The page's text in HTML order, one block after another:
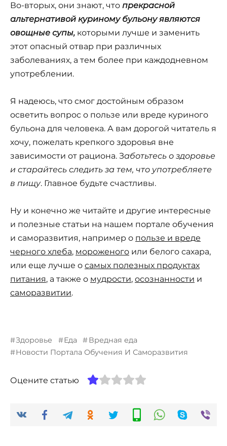
Во-вторых, они знают, что прекрасной
альтернативой куриному бульону являются
овощные супы, которыми лучше и заменить
этот опасный отвар при различных
заболеваниях, а тем более при каждодневном
употреблении.
Я надеюсь, что смог достойным образом
осветить вопрос о пользе или вреде куриного
бульона для человека. А вам дорогой читатель я
хочу, пожелать крепкого здоровья вне
зависимости от рациона. Заботьтесь о здоровье
и старайтесь следить за тем, что употребляете
в пищу. Главное будьте счастливы.
Ну и конечно же читайте и другие интересные
и полезные статьи на нашем портале обучения
и саморазвития, например о пользе и вреде
черного хлеба, мороженого или белого сахара,
или еще лучше о самых полезных продуктах
питания, а также о мудрости, осознанности и
саморазвитии.
Здоровье Еда
Вредная еда
Новости Портала Обучения И Саморазвития
Оцените статью